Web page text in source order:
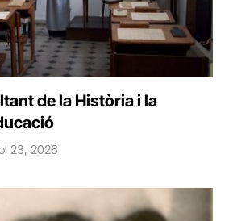
de la Història i la
23, 2026